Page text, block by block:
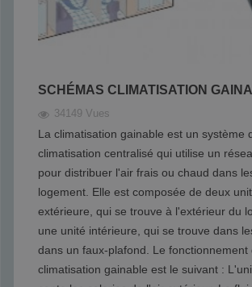
SCHÉMAS CLIMATISATION
34149 Vues
La climatisation gainable est un système
climatisation centralisé qui utilise un
pour distribuer l'air frais ou chaud dans
logement. Elle est composée de deux
extérieure, qui se trouve à l'extérieur du
une unité intérieure, qui se trouve dans
dans un faux-plafond. Le fonctionnement
climatisation gainable est le suivant :